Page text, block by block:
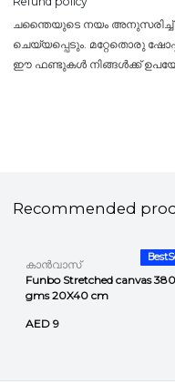
ചന്തൈയുടെ നയം അനുസരിച്ച്
ചെയ്യപ്പെടും. മറ്റേതൊരു
ഈ ഫണ്ടുകൾ നിങ്ങൾക്ക്
Recommended
കാൻവാസ്
Funbo Stretched canvas 380
gms 20X40 cm
AED 9